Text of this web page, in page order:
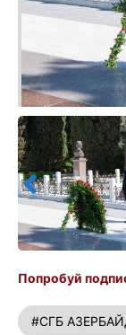
Попробуй
#СГБ